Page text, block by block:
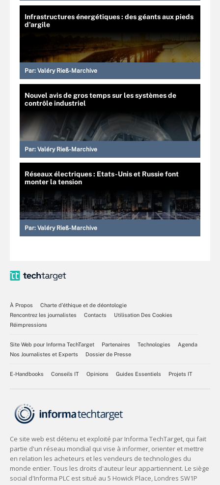
Infrastructures énergétiques : des géants aux pieds
d’argile
Par: Valéry Rieß-Marchive
Nouvel avis de gros temps sur les systèmes de
contrôle industriel
Par: Valéry Rieß-Marchive
Réseaux électriques : Etats-Unis et Russie font
monter la tension
Par: Valéry Rieß-Marchive
À Propos
Charte d’éthique et de déontologie
Rencontrez les journalistes
Contacts
Utilisation Des Cookies
Réimpressions
Site Web pour Informa TechTarget Partenaires Technologies
Agenda
Nos Journalistes et Experts
Dossier de Presse
E-Handbooks Conseils IT Opinions Guides Essentiels Projets IT